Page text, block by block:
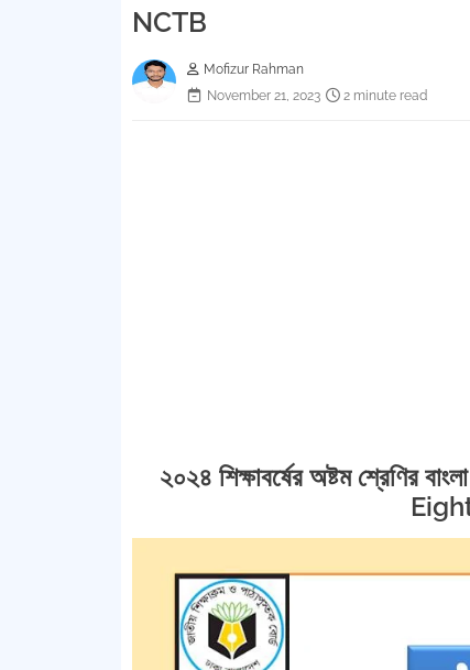
NCTB
Mofizur Rahman
November 21, 2023
2 minute read
২০২৪ শিক্ষাবর্ষের অষ্টম শ্রেণির